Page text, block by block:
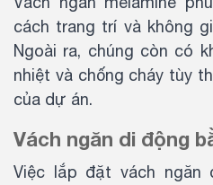
cách trang trí và không
Ngoài ra, chúng còn có
nhiệt và chống cháy tùy
của dự án.
Vách ngăn di động
Việc lắp đặt vách ngăn